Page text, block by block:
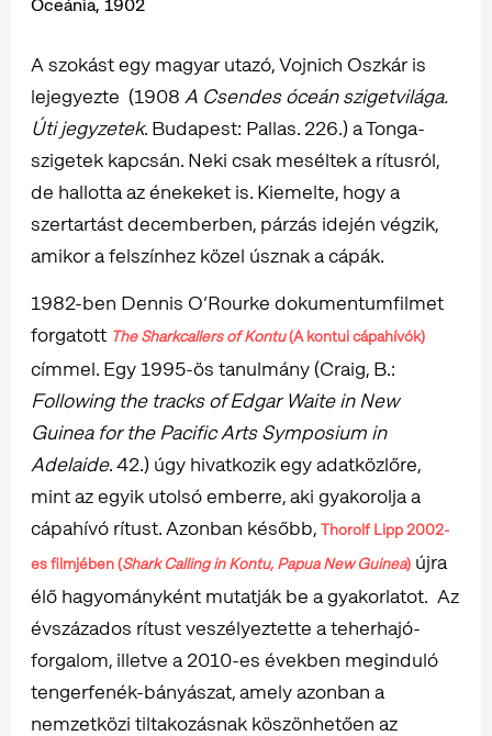
Óceánia, 1902
A szokást egy magyar utazó, Vojnich Oszkár is
lejegyezte (1908 A Csendes óceán szigetvilága.
Úti jegyzetek. Budapest: Pallas. 226.) a Tonga-
szigetek kapcsán. Neki csak meséltek a rítusról,
de hallotta az énekeket is. Kiemelte, hogy a
szertartást decemberben, párzás idején végzik,
amikor a felszínhez közel úsznak a cápák.
1982-ben Dennis O’Rourke dokumentumfilmet
forgatott The Sharkcallers of Kontu(A kontui cápahívók)
címmel. Egy 1995-ös tanulmány (Craig, B.:
Following the tracks of Edgar Waite in New
Guinea for the Pacific Arts Symposium in
Adelaide. 42.) úgy hivatkozik egy adatközlőre,
mint az egyik utolsó emberre, aki gyakorolja a
cápahívó rítust. Azonban később, Thorolf Lipp 2002-
es filmjében (Shark Calling in Kontu, Papua New Guinea) újra
élő hagyományként mutatják be a gyakorlatot. Az
évszázados rítust veszélyeztette a teherhajó-
forgalom, illetve a 2010-es években meginduló
tengerfenék-bányászat, amely azonban a
nemzetközi tiltakozásnak köszönhetően az